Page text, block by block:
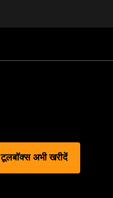
Play Video
टूलबॉक्स अभी खरीदें